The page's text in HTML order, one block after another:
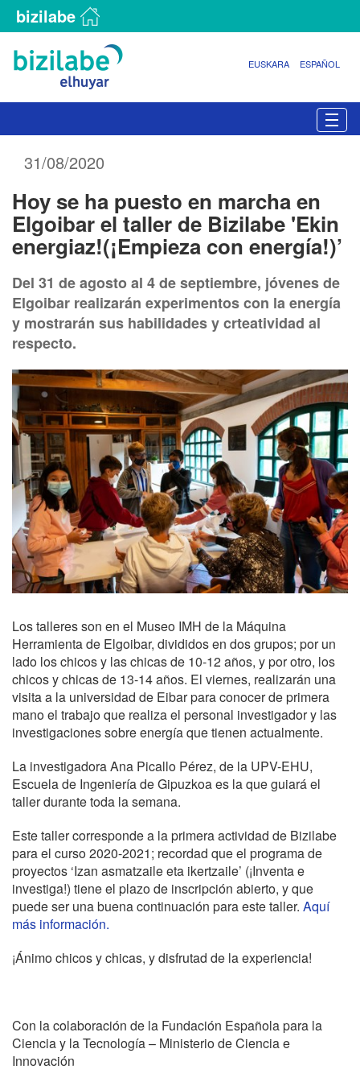
bizilabe
EUSKARA ESPAÑOL
31/08/2020
Hoy se ha puesto en marcha en
Elgoibar el taller de Bizilabe 'Ekin
energiaz!(¡Empieza con energía!)’
Del 31 de agosto al 4 de septiembre, jóvenes de
Elgoibar realizarán experimentos con la energía
y mostrarán sus habilidades y crteatividad al
respecto.
Los talleres son en el Museo IMH de la Máquina
Herramienta de Elgoibar, divididos en dos grupos; por un
lado los chicos y las chicas de 10-12 años, y por otro, los
chicos y chicas de 13-14 años. El viernes, realizarán una
visita a la universidad de Eibar para conocer de primera
mano el trabajo que realiza el personal investigador y las
investigaciones sobre energía que tienen actualmente.
La investigadora Ana Picallo Pérez, de la UPV-EHU,
Escuela de Ingeniería de Gipuzkoa es la que guiará el
taller durante toda la semana.
Este taller corresponde a la primera actividad de Bizilabe
para el curso 2020-2021; recordad que el programa de
proyectos ‘Izan asmatzaile eta ikertzaile’ (¡Inventa e
investiga!) tiene el plazo de inscripción abierto, y que
puede ser una buena continuación para este taller. Aquí
más información.
¡Ánimo chicos y chicas, y disfrutad de la experiencia!
Con la colaboración de la Fundación Española para la
Ciencia y la Tecnología – Ministerio de Ciencia e
Innovación